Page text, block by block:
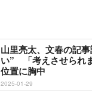
山里亮太、文春の記
い” 「考えさせられ
位置に胸中
2025-01-29